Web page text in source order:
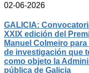
02-06-2026
GALICIA:
XXIX edición del
Manuel Colmeiro
de investigación que
como objeto la
pública de Galicia